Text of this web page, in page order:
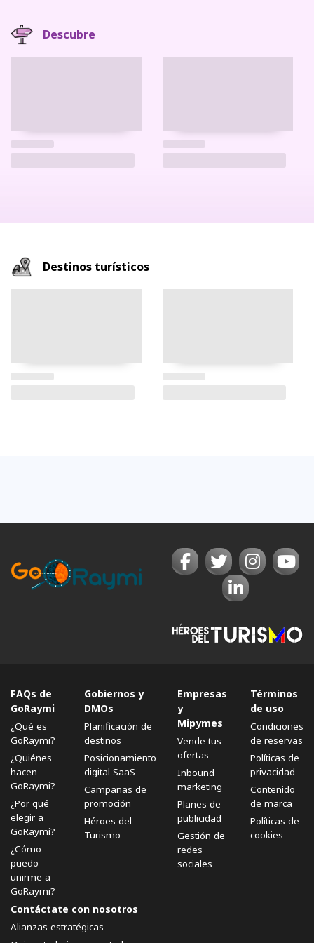
Descubre
Destinos turísticos
FAQs de
GoRaymi
¿Qué es
GoRaymi?
¿Quiénes
hacen
GoRaymi?
¿Por qué
elegir a
GoRaymi?
¿Cómo
puedo
unirme a
GoRaymi?
Gobiernos y
DMOs
Planificación de
destinos
Posicionamiento
digital SaaS
Campañas de
promoción
Héroes del
Turismo
Empresas
y
Mipymes
Vende tus
ofertas
Inbound
marketing
Planes de
publicidad
Gestión de
redes
sociales
Términos
de uso
Condiciones
de reservas
Políticas de
privacidad
Contenido
de marca
Políticas de
cookies
Contáctate con nosotros
Alianzas estratégicas